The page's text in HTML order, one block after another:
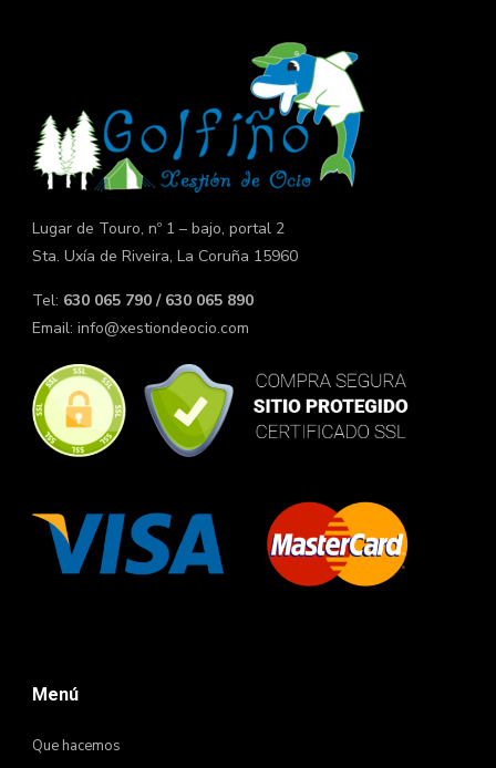
Lugar de Touro, nº 1 – bajo, portal 2
Sta. Uxía de Riveira, La Coruña 15960
Tel: 630 065 790 / 630 065 890
Email: info@xestiondeocio.com
Menú
Que hacemos